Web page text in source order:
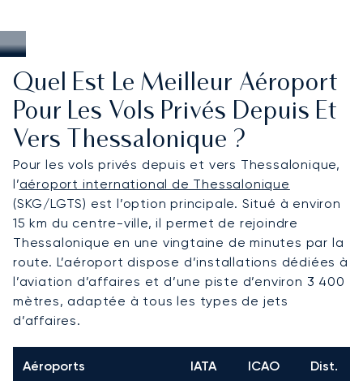
Quel Est Le Meilleur Aéroport
Pour Les Vols Privés Depuis Et
Vers Thessalonique ?
Pour les vols privés depuis et vers Thessalonique,
l’aéroport international de Thessalonique
(SKG/LGTS) est l’option principale. Situé à environ
15 km du centre-ville, il permet de rejoindre
Thessalonique en une vingtaine de minutes par la
route. L’aéroport dispose d’installations dédiées à
l’aviation d’affaires et d’une piste d’environ 3 400
mètres, adaptée à tous les types de jets
d’affaires.
Aéroports IATA ICAO Dist.